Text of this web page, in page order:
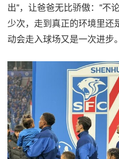
出"，让爸爸无比骄傲："不
少次，走到真正的环境里还
动会走入球场又是一次进步